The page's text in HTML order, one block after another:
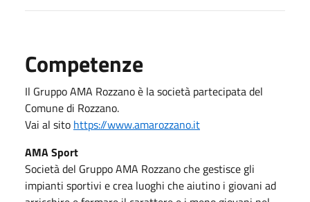
Competenze
Il Gruppo AMA Rozzano è la società partecipata del
Comune di Rozzano.
Vai al sito https://www.amarozzano.it
AMA Sport
Società del Gruppo AMA Rozzano che gestisce gli
impianti sportivi e crea luoghi che aiutino i giovani ad